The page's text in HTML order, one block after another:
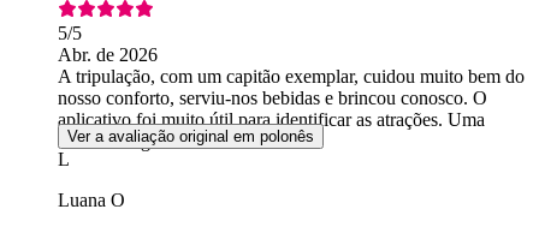
5/5
Abr. de 2026
A tripulação, com um capitão exemplar, cuidou muito bem do
nosso conforto, serviu-nos bebidas e brincou conosco. O
aplicativo foi muito útil para identificar as atrações. Uma
aventura legal
Ver a avaliação original em polonês
L
Luana O